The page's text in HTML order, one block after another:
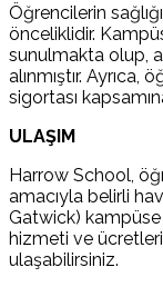
Öğrencilerin
önceliklidir.
sunulmakta olup,
alınmıştır.
sigortası
ULAŞIM
Harrow School,
amacıyla belirli
Gatwick)
hizmeti ve ücretleri
ulaşabilirsiniz.